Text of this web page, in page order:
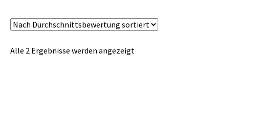
Alle 2 Ergebnisse werden angezeigtNach